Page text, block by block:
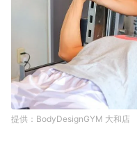
BodyDesignGYM 大和店